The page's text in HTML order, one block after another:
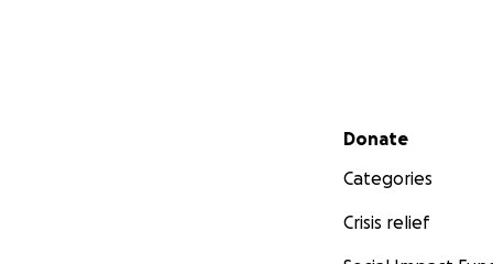
Secondary menu
Donate
Categories
Crisis relief